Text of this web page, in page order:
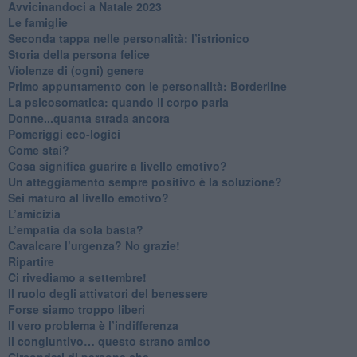
​Avvicinandoci a Natale 2023
Le famiglie
Seconda tappa nelle personalità: l’istrionico
​Storia della persona felice
Violenze di (ogni) genere
​Primo appuntamento con le personalità: Borderline
La psicosomatica: quando il corpo parla
Donne...quanta strada ancora
​Pomeriggi eco-logici
​Come stai?
Cosa significa guarire a livello emotivo?
​Un atteggiamento sempre positivo è la soluzione?
​Sei maturo al livello emotivo?
​L’amicizia
​L’empatia da sola basta?
​Cavalcare l’urgenza? No grazie!
Ripartire
​Ci rivediamo a settembre!
​Il ruolo degli attivatori del benessere
​Forse siamo troppo liberi
​Il vero problema è l’indifferenza
​Il congiuntivo… questo strano amico